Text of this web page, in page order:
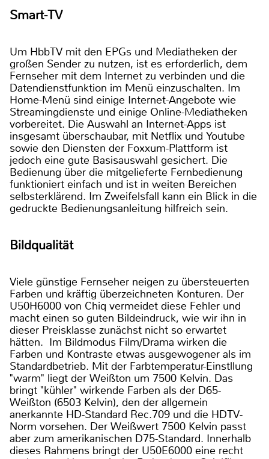
Smart-TV
Um HbbTV mit den EPGs und Mediatheken der
großen Sender zu nutzen, ist es erforderlich, dem
Fernseher mit dem Internet zu verbinden und die
Datendienstfunktion im Menü einzuschalten. Im
Home-Menü sind einige Internet-Angebote wie
Streamingdienste und einige Online-Mediatheken
vorbereitet. Die Auswahl an Internet-Apps ist
insgesamt überschaubar, mit Netflix und Youtube
sowie den Diensten der Foxxum-Plattform ist
jedoch eine gute Basisauswahl gesichert. Die
Bedienung über die mitgelieferte Fernbedienung
funktioniert einfach und ist in weiten Bereichen
selbsterklärend. Im Zweifelsfall kann ein Blick in die
gedruckte Bedienungsanleitung hilfreich sein.
Bildqualität
Viele günstige Fernseher neigen zu übersteuerten
Farben und kräftig überzeichneten Konturen. Der
U50H6000 von Chiq vermeidet diese Fehler und
macht einen so guten Bildeindruck, wie wir ihn in
dieser Preisklasse zunächst nicht so erwartet
hätten. Im Bildmodus Film/Drama wirken die
Farben und Kontraste etwas ausgewogener als im
Standardbetrieb. Mit der Farbtemperatur-Einstllung
"warm" liegt der Weißton um 7500 Kelvin. Das
bringt "kühler" wirkende Farben als der D65-
Weißton (6503 Kelvin), den der allgemein
anerkannte HD-Standard Rec.709 und die HDTV-
Norm vorsehen. Der Weißwert 7500 Kelvin passt
aber zum amerikanischen D75-Standard. Innerhalb
dieses Rahmens bringt der U50E6000 eine recht